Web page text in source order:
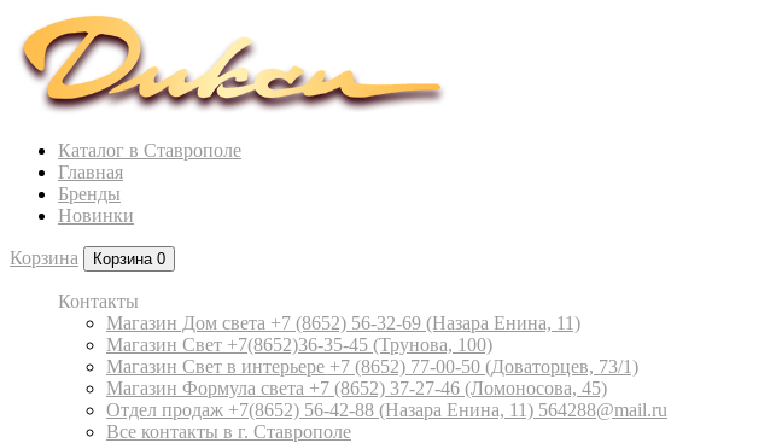
Каталог в Ставрополе
Главная
Бренды
Новинки
Корзина Корзина 0
Контакты
Магазин Дом света +7 (8652) 56-32-69 (Назара Енина, 11)
Магазин Свет +7(8652)36-35-45 (Трунова, 100)
Магазин Свет в интерьере +7 (8652) 77-00-50 (Доваторцев, 73/1)
Магазин Формула света +7 (8652) 37-27-46 (Ломоносова, 45)
Отдел продаж +7(8652) 56-42-88 (Назара Енина, 11) 564288@mail.ru
Все контакты в г. Ставрополе